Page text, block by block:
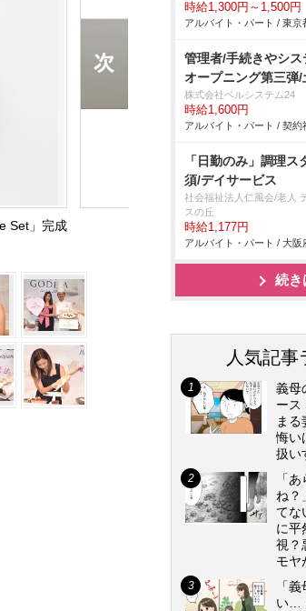
Set」完成
時給1,300円～1,500円
アルバイト・パート / 東京
管理者/手続きやシ
オープニング第三弾/
株式会社ベルシステム24
時給1,600円
アルバイト・パート / 契約
「日勤のみ」調理
須/デイサービス
社会福祉法人仁風会/老人
スの丘
時給1,177円
アルバイト・パート / 大阪
続き
人気記事
義母
ース
ま
悔い
扱い
「
ね？
てな
に平
視？
モヤ
「
い…